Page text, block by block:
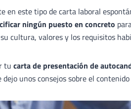
en este tipo de carta laboral
ningún puesto en concreto p
su cultura, valores y los requisitos
tu carta de presentación de
unos consejos sobre el